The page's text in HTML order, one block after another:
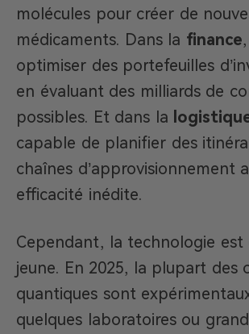
molécules pour créer de
médicaments. Dans la finance
optimiser des portefeuilles
en évaluant des milliards de
possibles. Et dans la
capable de planifier des
chaînes d’approvisionnement
efficacité inédite.
Cependant, la technologie est
jeune. En 2025, la plupart des
quantiques sont
quelques laboratoires ou